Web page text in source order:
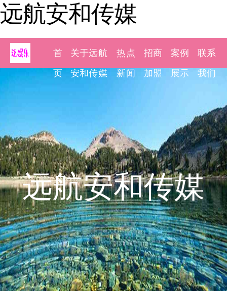
远航安和传媒
首
页
关于远航
安和传媒
热点
新闻
招商
加盟
案例
展示
联系
我们
远航安和传媒